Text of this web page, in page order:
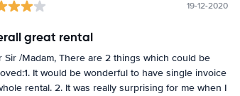
19-12-2020
great rental
Sir /Madam, There are 2 things which could be
It would be wonderful to have single invoice
rental. 2. It was really surprising for me when I